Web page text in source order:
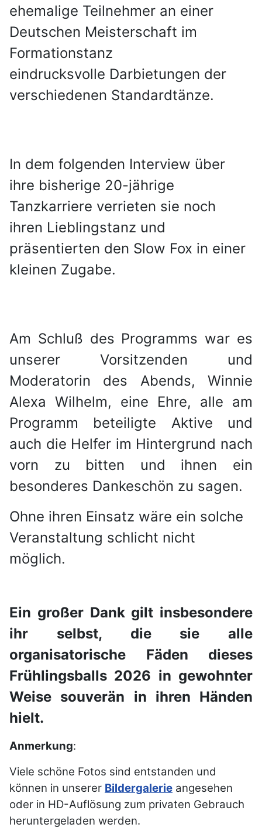
ehemalige Teilnehmer an einer
Deutschen Meisterschaft im
Formationstanz
eindrucksvolle Darbietungen der
verschiedenen Standardtänze.
In dem folgenden Interview über
ihre bisherige 20-jährige
Tanzkarriere verrieten sie noch
ihren Lieblingstanz und
präsentierten den Slow Fox in einer
kleinen Zugabe.
Am Schluß des Programms war es
unserer Vorsitzenden und
Moderatorin des Abends, Winnie
Alexa Wilhelm, eine Ehre, alle am
Programm beteiligte Aktive und
auch die Helfer im Hintergrund nach
vorn zu bitten und ihnen ein
besonderes Dankeschön zu sagen.
Ohne ihren Einsatz wäre ein solche
Veranstaltung schlicht nicht
möglich.
Ein großer Dank gilt insbesondere
ihr selbst, die sie alle
organisatorische Fäden dieses
Frühlingsballs 2026 in gewohnter
Weise souverän in ihren Händen
hielt.
Anmerkung:
Viele schöne Fotos sind entstanden und
können in unserer Bildergalerie angesehen
oder in HD-Auflösung zum privaten Gebrauch
heruntergeladen werden.